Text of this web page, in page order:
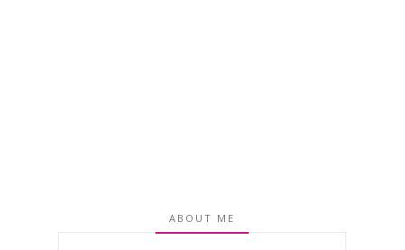
ABOUT ME